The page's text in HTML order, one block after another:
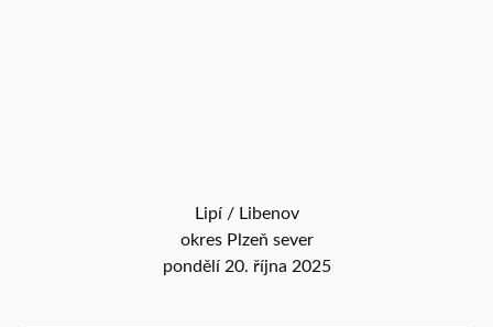
Lipí / Libenov
okres Plzeň sever
pondělí 20. října 2025